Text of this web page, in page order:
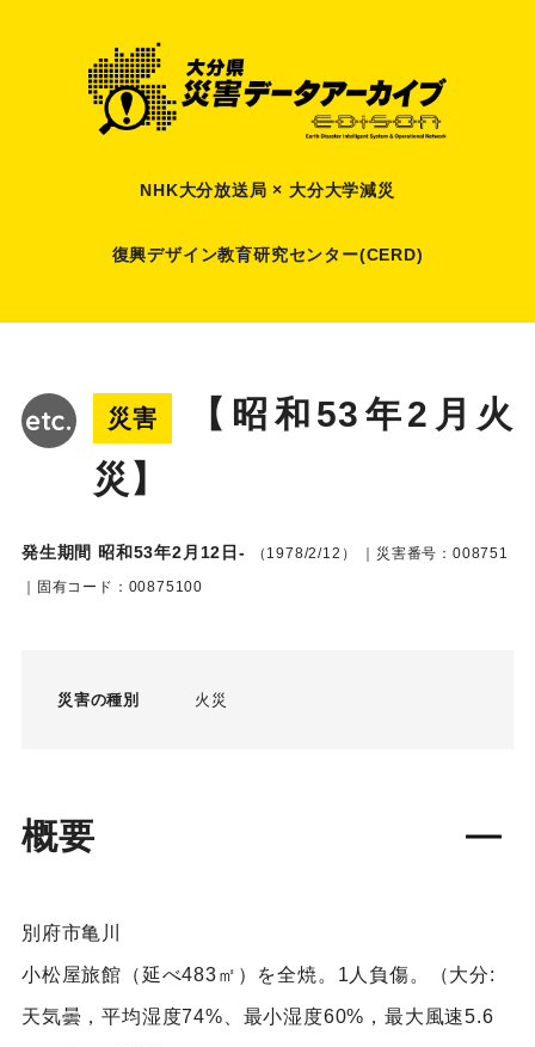
NHK大分放送局 × 大分大学減災
復興デザイン教育研究センター(CERD)
災害
【昭和53年2月火
災】
発生期間 昭和53年2月12日- （1978/2/12）
｜災害番号：008751
｜固有コード：00875100
災害の種別 火災
概要
別府市亀川
小松屋旅館（延べ483㎡）を全焼。1人負傷。（大分:
天気曇，平均湿度74%、最小湿度60%，最大風速5.6